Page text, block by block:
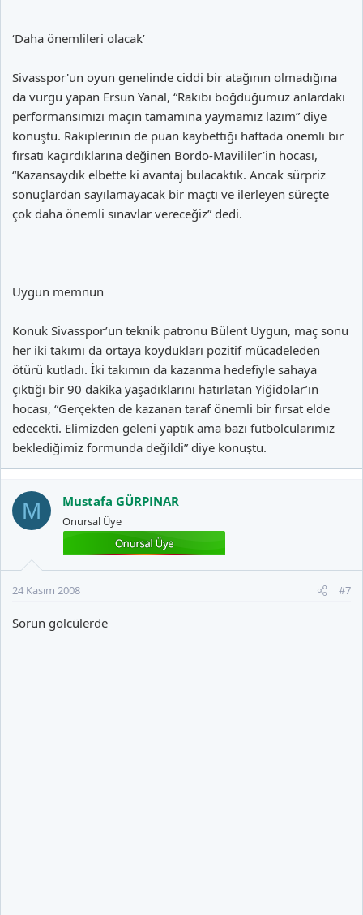
‘Daha önemlileri olacak’
Sivasspor'un oyun genelinde ciddi bir atağının olmadığına
da vurgu yapan Ersun Yanal, “Rakibi boğduğumuz anlardaki
performansımızı maçın tamamına yaymamız lazım” diye
konuştu. Rakiplerinin de puan kaybettiği haftada önemli bir
fırsatı kaçırdıklarına değinen Bordo-Mavililer’in hocası,
“Kazansaydık elbette ki avantaj bulacaktık. Ancak sürpriz
sonuçlardan sayılamayacak bir maçtı ve ilerleyen süreçte
çok daha önemli sınavlar vereceğiz” dedi.
Uygun memnun
Konuk Sivasspor’un teknik patronu Bülent Uygun, maç sonu
her iki takımı da ortaya koydukları pozitif mücadeleden
ötürü kutladı. İki takımın da kazanma hedefiyle sahaya
çıktığı bir 90 dakika yaşadıklarını hatırlatan Yiğidolar’ın
hocası, “Gerçekten de kazanan taraf önemli bir fırsat elde
edecekti. Elimizden geleni yaptık ama bazı futbolcularımız
beklediğimiz formunda değildi” diye konuştu.
M Mustafa GÜRPINAR
Onursal Üye
24 Kasım 2008 #7
Sorun golcülerde